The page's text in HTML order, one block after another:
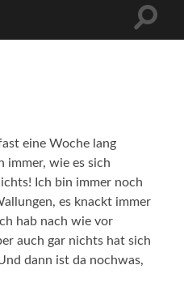
eine Woche lang
immer, wie es sich
Ich bin immer noch
es knackt immer
hab nach wie vor
auch gar nichts hat sich
dann ist da nochwas,